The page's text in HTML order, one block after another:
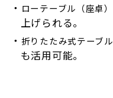
ローテーブル（座卓）
上げられる。
折りたたみ式テーブル
も活用可能。